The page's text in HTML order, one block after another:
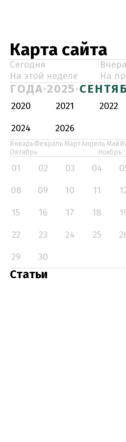
Карта сайта
Сегодня
Вчера
На этой неделе
На
ГОДА 2025
2020 2021 2022
2024
2026
ЯнварьФевраль МартАпрель Май
Октябрь
Ноябрь
01 02 03 04
08
09 10 11
15
16 17 18
22
23 24 25
29
30
Статьи